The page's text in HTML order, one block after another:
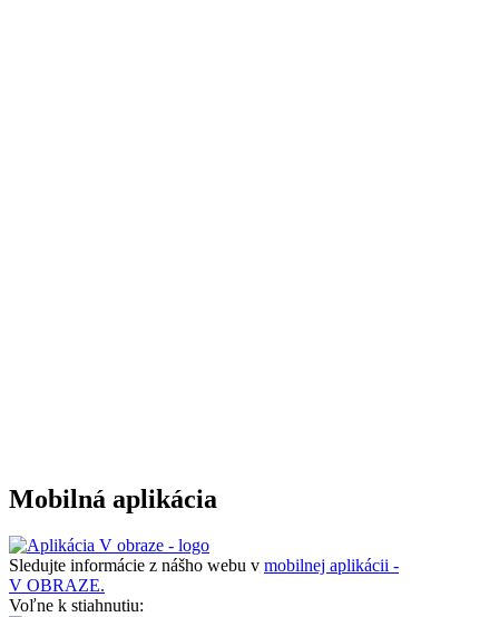
Mobilná aplikácia
Sledujte informácie z nášho webu v mobilnej aplikácii -
V OBRAZE.
Voľne k stiahnutiu: